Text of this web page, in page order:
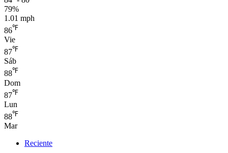
79%
1.01 mph
86℉
Vie
87℉
Sáb
88℉
Dom
87℉
Lun
88℉
Mar
Reciente